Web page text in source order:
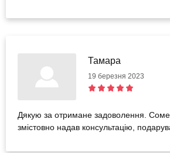
Тамара
19 березня 2023
Дякую за отримане задоволення.
змiстовно надав консультацiю,